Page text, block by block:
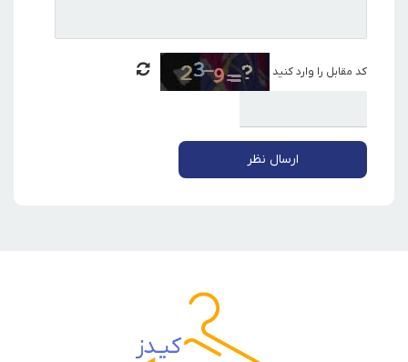
کد مقابل را وارد کنید
ارسال نظر